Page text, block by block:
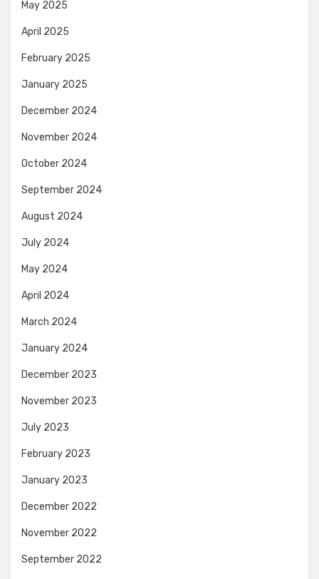
May 2025
April 2025
February 2025
January 2025
December 2024
November 2024
October 2024
September 2024
August 2024
July 2024
May 2024
April 2024
March 2024
January 2024
December 2023
November 2023
July 2023
February 2023
January 2023
December 2022
November 2022
September 2022